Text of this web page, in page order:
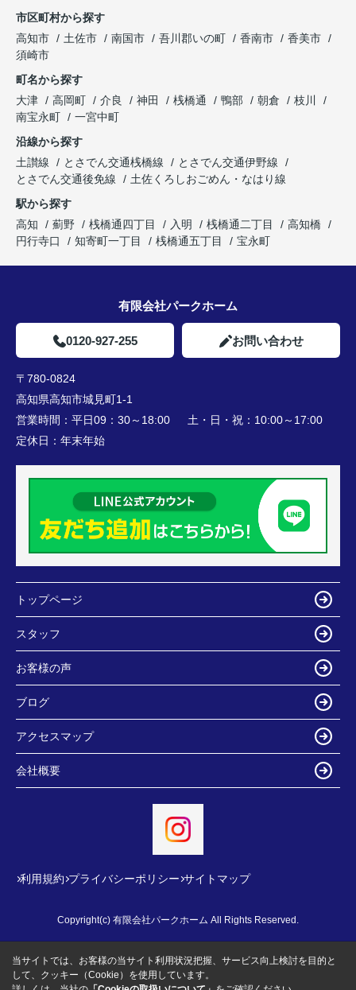
市区町村から探す
高知市
土佐市 南国市 吾川郡いの町 香南市
香美市
須崎市
町名から探す
大津
高岡町 介良 神田 桟橋通 鴨部 朝倉
枝川
南宝永町
一宮中町
沿線から探す
土讃線
とさでん交通桟橋線
とさでん交通伊野線
とさでん交通後免線
土佐くろしおごめん・なはり線
駅から探す
高知
薊野 桟橋通四丁目 入明 桟橋通二丁目
高知橋
円行寺口
知寄町一丁目 桟橋通五丁目 宝永町
有限会社パークホーム
0120-927-255 お問い合わせ
〒780-0824
高知県高知市城見町1-1
営業時間： 平日09：30～18:00 土・日・祝：10:00～17:00
定休日： 年末年始
トップページ
スタッフ
お客様の声
ブログ
アクセスマップ
会社概要
利用規約 プライバシーポリシー サイトマップ
Copyright(c) 有限会社パークホーム All Rights Reserved.
当サイトでは、お客様の当サイト利用状況把握、サービス向上検討を目的と
して、クッキー（Cookie）を使用しています。